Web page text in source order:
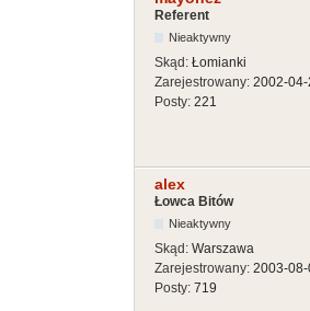
Referent
Nieaktywny
Skąd: Łomianki
Zarejestrowany: 2002-04-
Posty: 221
alex
Łowca Bitów
Nieaktywny
Skąd: Warszawa
Zarejestrowany: 2003-
Posty: 719